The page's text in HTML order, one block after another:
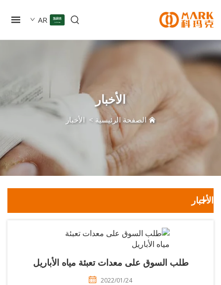
AR
الأخبار
الصفحة الرئيسية>الأخبار
طلب السوق على معدات تعبئة مياه الأباريل
2022/01/24